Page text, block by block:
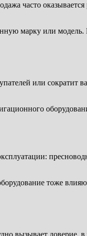
часто
марку или модель.
или
тоже